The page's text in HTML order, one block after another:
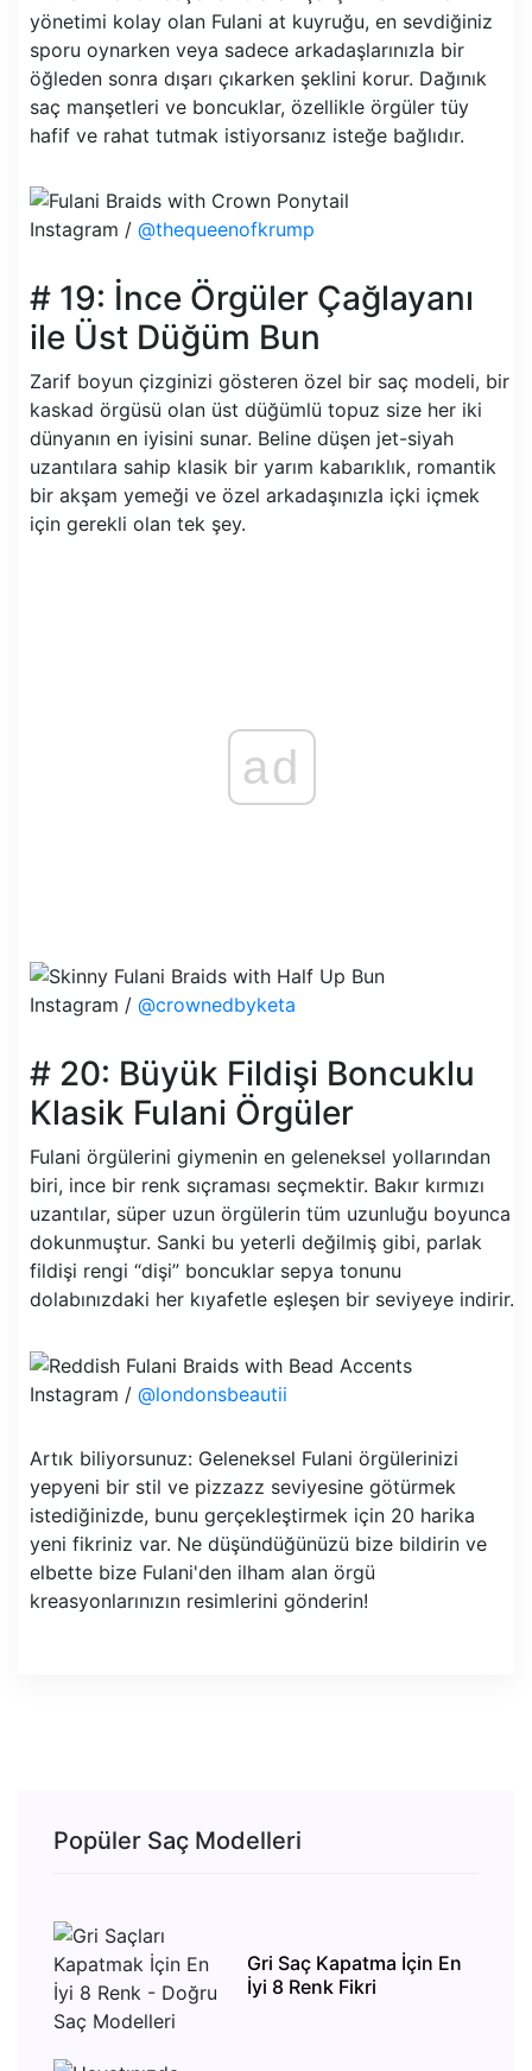
yönetimi kolay olan Fulani at kuyruğu, en sevdiğiniz
sporu oynarken veya sadece arkadaşlarınızla bir
öğleden sonra dışarı çıkarken şeklini korur. Dağınık
saç manşetleri ve boncuklar, özellikle örgüler tüy
hafif ve rahat tutmak istiyorsanız isteğe bağlıdır.
Instagram / @thequeenofkrump
# 19: İnce Örgüler Çağlayanı
ile Üst Düğüm Bun
Zarif boyun çizginizi gösteren özel bir saç modeli, bir
kaskad örgüsü olan üst düğümlü topuz size her iki
dünyanın en iyisini sunar. Beline düşen jet-siyah
uzantılara sahip klasik bir yarım kabarıklık, romantik
bir akşam yemeği ve özel arkadaşınızla içki içmek
için gerekli olan tek şey.
ad
Instagram / @crownedbyketa
# 20: Büyük Fildişi Boncuklu
Klasik Fulani Örgüler
Fulani örgülerini giymenin en geleneksel yollarından
biri, ince bir renk sıçraması seçmektir. Bakır kırmızı
uzantılar, süper uzun örgülerin tüm uzunluğu boyunca
dokunmuştur. Sanki bu yeterli değilmiş gibi, parlak
fildişi rengi “dişi” boncuklar sepya tonunu
dolabınızdaki her kıyafetle eşleşen bir seviyeye indirir.
Instagram / @londonsbeautii
Artık biliyorsunuz: Geleneksel Fulani örgülerinizi
yepyeni bir stil ve pizzazz seviyesine götürmek
istediğinizde, bunu gerçekleştirmek için 20 harika
yeni fikriniz var. Ne düşündüğünüzü bize bildirin ve
elbette bize Fulani'den ilham alan örgü
kreasyonlarınızın resimlerini gönderin!
Popüler Saç Modelleri
Gri Saç Kapatma İçin En
İyi 8 Renk Fikri